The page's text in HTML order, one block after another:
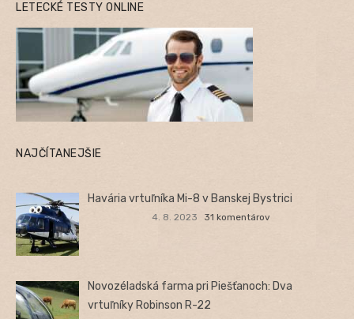
LETECKÉ TESTY ONLINE
NAJČÍTANEJŠIE
Havária vrtuľníka Mi-8 v Banskej Bystrici
4. 8. 2023 31 komentárov
Novozéladská farma pri Piešťanoch: Dva
vrtuľníky Robinson R-22